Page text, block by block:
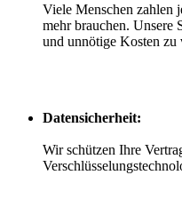
Viele Menschen zahlen
mehr brauchen. Unsere
und unnötige Kosten zu
Datensicherheit:
Wir schützen Ihre